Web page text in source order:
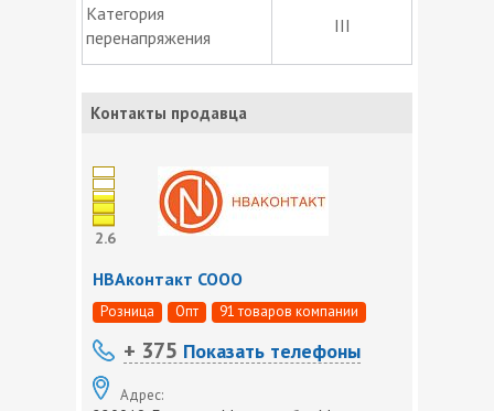
Категория
перенапряжения
III
Контакты продавца
2.6
НВАконтакт СООО
Розница Опт 91 товаров компании
+ 375 Показать телефоны
Адрес: